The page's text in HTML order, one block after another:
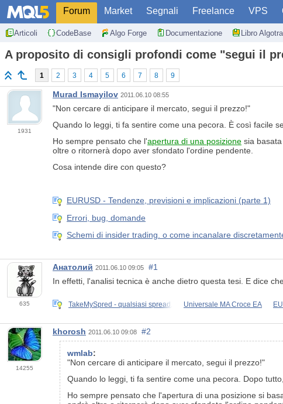
Forum Market Segnali Freelance VPS
Articoli CodeBase Algo Forge Documentazione Libro
A proposito di consigli profondi come "segui il
1 2 3 4 5 6 7 8 9
1931
Murad Ismayilov 2011.06.10 08:55
"Non cercare di anticipare il mercato, segui il prezzo!"
Quando lo leggi, ti fa sentire come una pecora. È così facile
Ho sempre pensato che l'apertura di una posizione sia
oltre o ritornerà dopo aver sfondato l'ordine pendente.
Cosa intende dire con questo?
EURUSD - Tendenze, previsioni e implicazioni (parte 1)
Errori, bug, domande
Schemi di insider trading. o come incanalare
635
Анатолий 2011.06.10 09:05
#1
In effetti, l'analisi tecnica è anche dietro questa tesi. E dice
TakeMySpred - qualsiasi spread, Universale MA Croce EA
14255
khorosh 2011.06.10 09:08 #2
wmlab:
"Non cercare di anticipare il mercato, segui il prezzo!"
Quando lo leggi, ti fa sentire come una pecora. Dopo
Ho sempre pensato che l'apertura di una posizione si